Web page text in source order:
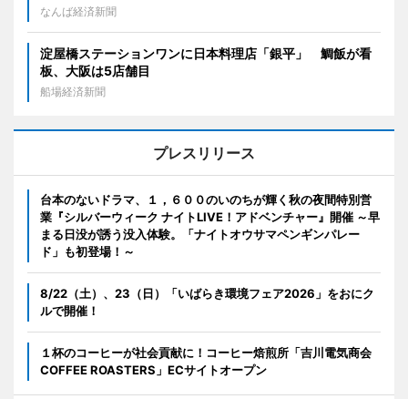
なんば経済新聞
淀屋橋ステーションワンに日本料理店「銀平」 鯛飯が看
板、大阪は5店舗目
船場経済新聞
プレスリリース
台本のないドラマ、１，６００のいのちが輝く秋の夜間特別営
業『シルバーウィーク ナイトLIVE！アドベンチャー』開催 ～早
まる日没が誘う没入体験。「ナイトオウサマペンギンパレー
ド」も初登場！～
8/22（土）、23（日）「いばらき環境フェア2026」をおにク
ルで開催！
１杯のコーヒーが社会貢献に！コーヒー焙煎所「吉川電気商会
COFFEE ROASTERS」ECサイトオープン